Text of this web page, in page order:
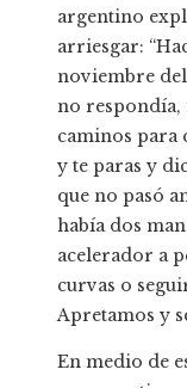
argentino
arriesgar:
noviembre
no respondía,
caminos para
y te paras y
que no pasó
había dos
acelerador a
curvas o
Apretamos y
En medio de